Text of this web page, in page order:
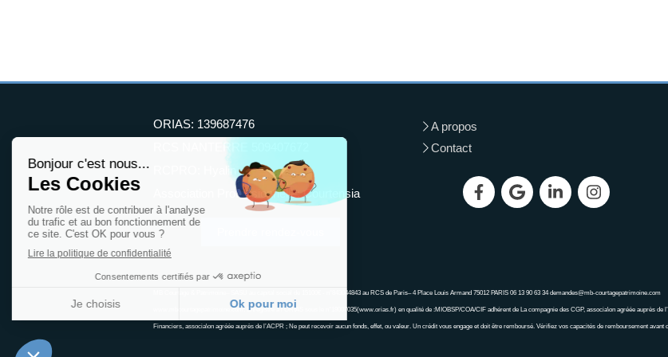
ORIAS: 139687476
RCPRO: Hyalin
Association Professionnelle: Courtensia
A propos
Contact
MB Courtage & Patrimoine– SASU au capital social de 15100€ - n°843044843 au RCS de Paris– 4 Place Louis Armand 75012 PARIS 06 13 90 63 34 demandes@mb-courtagepatrimoine.com
www.mbcourtagepatrimoine.com. Enregistré à l’ORIAS sous le n°18007035(www.orias.fr) en qualité de :MIOBSP/COA/CIF adhérent de La compagnie des CGP, associa\on agréée auprès de
Financiers, associa\on agréée auprès de l’ACPR ; Ne peut recevoir aucun fonds, effet, ou valeur. Un crédit vous engage et doit être remboursé. Vérifiez vos capacités de remboursement avant